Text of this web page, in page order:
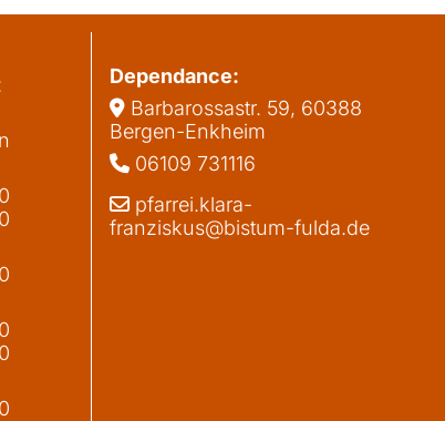
Dependance:
 Barbarossastr. 59, 60388
Bergen-Enkheim
 06109 731116
 pfarrei.klara-
franziskus@bistum-fulda.de